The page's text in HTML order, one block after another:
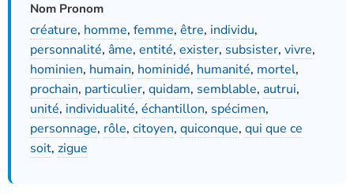
Nom Pronom
créature, homme, femme, être, individu,
personnalité, âme, entité, exister, subsister, vivre,
hominien, humain, hominidé, humanité, mortel,
prochain, particulier, quidam, semblable, autrui,
unité, individualité, échantillon, spécimen,
personnage, rôle, citoyen, quiconque, qui que ce
soit, zigue